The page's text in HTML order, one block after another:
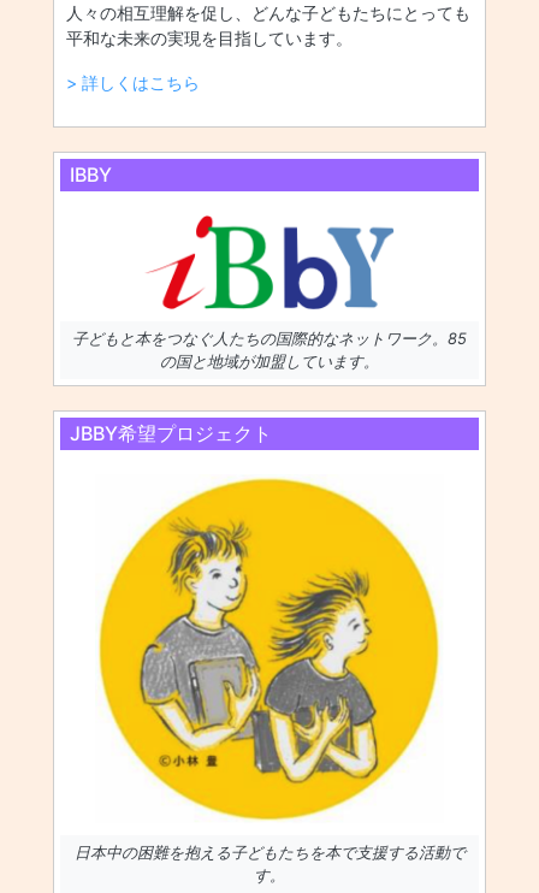
人々の相互理解を促し、どんな子どもたちにとっても
平和な未来の実現を目指しています。
> 詳しくはこちら
IBBY
子どもと本をつなぐ人たちの国際的なネットワーク。85
の国と地域が加盟しています。
JBBY希望プロジェクト
日本中の困難を抱える子どもたちを本で支援する活動で
す。